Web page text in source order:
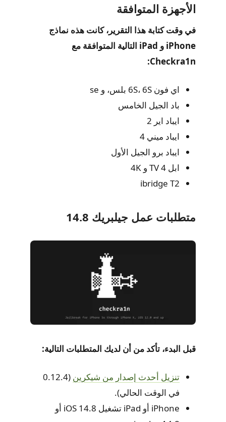
الأجهزة المتوافقة
في وقت كتابة هذا التقرير، كانت هذه نماذج
iPhone و iPad التالية المتوافقة مع
Checkra1n:
اي فون 6S، 6S بلس، و se
باد الجيل الخامس
ايباد اير 2
ايباد ميني 4
ايباد برو الجيل الأول
ابل TV 4 و 4K
ibridge T2
متطلبات عمل جيلبريك 14.8
قبل البدء، تأكد من أن لديك المتطلبات التالية:
تنزيل أحدث إصدار من شيكرين (0.12.4
في الوقت الحالي).
iPhone أو iPad تشغيل iOS 14.8 أو